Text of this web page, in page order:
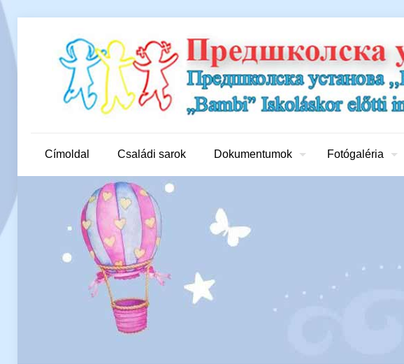
Címoldal Családi sarok Dokumentumok Fotógaléria